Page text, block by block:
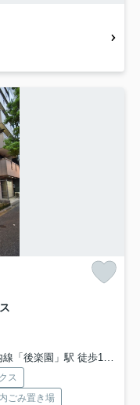
「後楽園」駅 徒歩12分
ス
ごみ置き場